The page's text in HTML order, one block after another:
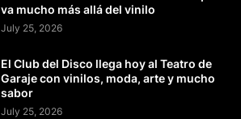
va mucho más allá del vinilo
July 25, 2026
El Club del Disco llega hoy al Teatro de
Garaje con vinilos, moda, arte y mucho
sabor
July 25, 2026